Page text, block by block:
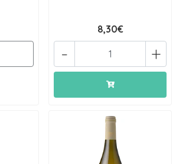
8,30€
+
-